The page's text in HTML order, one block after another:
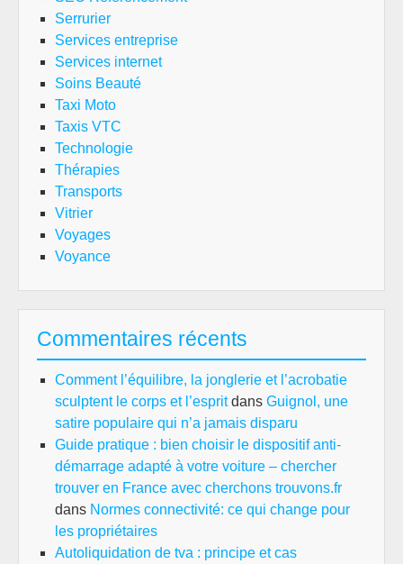
Serrurier
Services entreprise
Services internet
Soins Beauté
Taxi Moto
Taxis VTC
Technologie
Thérapies
Transports
Vitrier
Voyages
Voyance
Commentaires récents
Comment l’équilibre, la jonglerie et l’acrobatie
sculptent le corps et l’espritdans Guignol, une
satire populaire qui n’a jamais disparu
Guide pratique : bien choisir le dispositif anti-
démarrage adapté à votre voiture – chercher
trouver en France avec cherchons trouvons.fr
dans Normes connectivité: ce qui change pour
les propriétaires
Autoliquidation de tva : principe et cas